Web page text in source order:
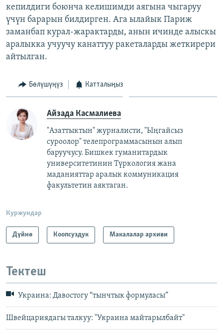
кепилдиги боюнча келишимди аягына чыгаруу
үчүн барарын билдирген. Ага ылайык Париж
заманбап курал-жарактарды, анын ичинде алыскы
аралыкка учуучу канаттуу ракеталарды жеткирери
айтылган.
Бөлүшүңүз Катталыңыз
Айзада Касмалиева
"Азаттыктын" журналисти, "Ыңгайсыз
суроолор" телепрограммасынын алып
баруучусу. Бишкек гуманитардык
университетинин Түркология жана
маданияттар аралык коммуникация
факультетин аяктаган.
Куржундар
Дүйнө Коопсуздук Макалалар архиви
Тектеш
Украина: Давостогу “тынчтык формуласы”
Швейцариядагы талкуу: "Украина майтарылбайт"